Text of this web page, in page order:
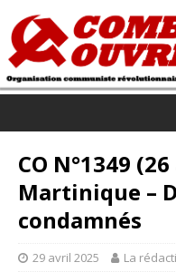
CO N°1349
Martinique –
condamnés
29 avril 2025 La